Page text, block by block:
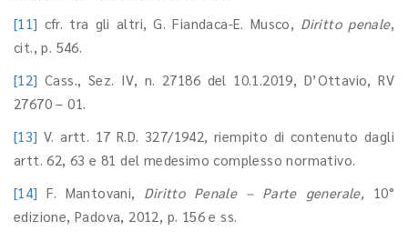
[11] cfr. tra gli altri, G. Fiandaca-E. Musco, Diritto penale,
cit., p. 546.
[12] Cass., Sez. IV, n. 27186 del 10.1.2019, D’Ottavio, RV
27670 – 01.
[13] V. artt. 17 R.D. 327/1942, riempito di contenuto dagli
artt. 62, 63 e 81 del medesimo complesso normativo.
[14] F. Mantovani, Diritto Penale – Parte generale, 10°
edizione, Padova, 2012, p. 156 e ss.